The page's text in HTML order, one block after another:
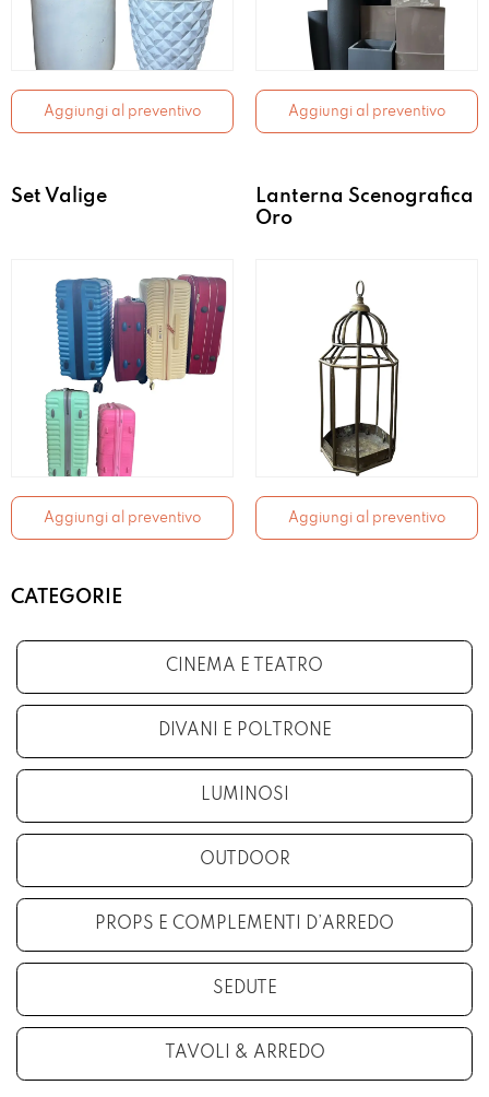
Aggiungi al preventivo Aggiungi al preventivo
Set Valige
Aggiungi al preventivo
Lanterna Scenografica
Oro
Aggiungi al preventivo
CATEGORIE
CINEMA E TEATRO
DIVANI E POLTRONE
LUMINOSI
OUTDOOR
PROPS E COMPLEMENTI D’ARREDO
SEDUTE
TAVOLI & ARREDO